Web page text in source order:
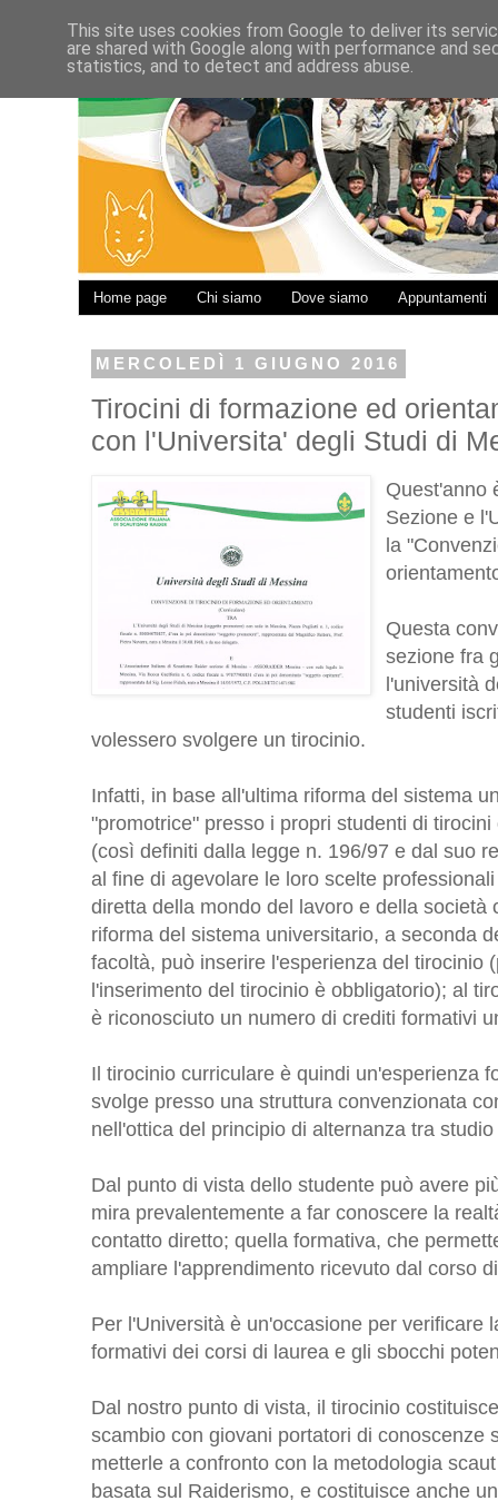
Home page Chi siamo Dove siamo Appuntamenti
MERCOLEDÌ 1 GIUGNO 2016
Tirocini di formazione ed
con l'Universita' degli Studi di
Quest'anno
Sezione e
la
Questa
sezione fra
l'università
studenti
volessero svolgere un tirocinio.
Infatti, in base all'ultima riforma del sistema
"promotrice" presso i propri studenti di
(così definiti dalla legge n. 196/97 e dal suo
al fine di agevolare le loro scelte
diretta della mondo del lavoro e della società
riforma del sistema universitario, a seconda
facoltà, può inserire l'esperienza del tirocinio
l'inserimento del tirocinio è obbligatorio); al
è riconosciuto un numero di crediti formativi
Il tirocinio curriculare è quindi un'esperienza
svolge presso una struttura convenzionata
nell'ottica del principio di alternanza tra
Dal punto di vista dello studente può avere
mira prevalentemente a far conoscere la
contatto diretto; quella formativa, che
ampliare l'apprendimento ricevuto dal corso
Per l'Università è un'occasione per verificare
formativi dei corsi di laurea e gli sbocchi
Dal nostro punto di vista, il tirocinio
scambio con giovani portatori di conoscenze
metterle a confronto con la metodologia
basata sul Raiderismo, e costituisce anche
This site uses cookies from Google to deliver its
are shared with Google along with performance and
statistics, and to detect and address abuse.